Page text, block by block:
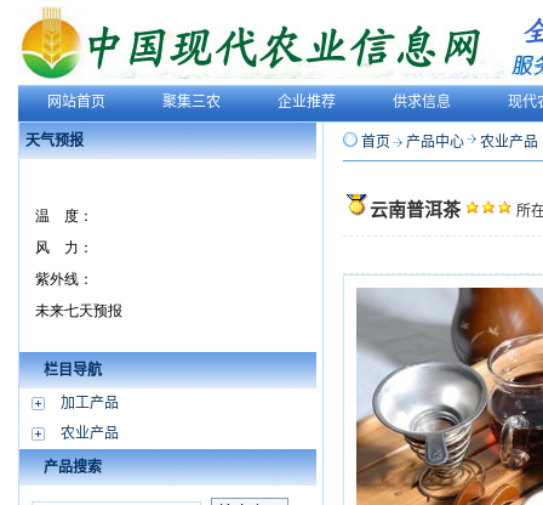
网站首页 聚集三农 企业推荐 供求信息 现代
天气预报
栏目导航
加工产品
农业产品
产品搜索
首页 产品中心 农业产品
云南普洱茶 所